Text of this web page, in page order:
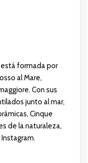
formada por
al Mare,
Con sus
junto al mar,
Cinque
de la naturaleza,